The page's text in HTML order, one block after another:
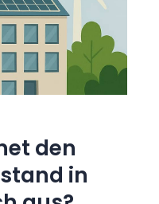
den
in